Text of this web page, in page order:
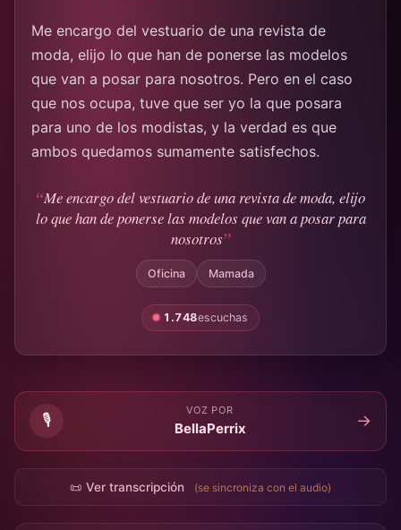
Me encargo del vestuario de una revista de
moda, elijo lo que han de ponerse las modelos
que van a posar para nosotros. Pero en el caso
que nos ocupa, tuve que ser yo la que posara
para uno de los modistas, y la verdad es que
ambos quedamos sumamente satisfechos.
Me encargo del vestuario de una revista de moda, elijo
lo que han de ponerse las modelos que van a posar para
nosotros
Oficina Mamada
1.748escuchas
🎙️
VOZ POR
BellaPerrix →
📜 Ver transcripción (se sincroniza con el audio)